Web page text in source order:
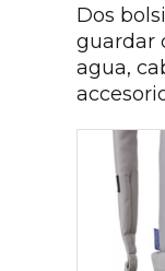
Dos
guardar
agua,